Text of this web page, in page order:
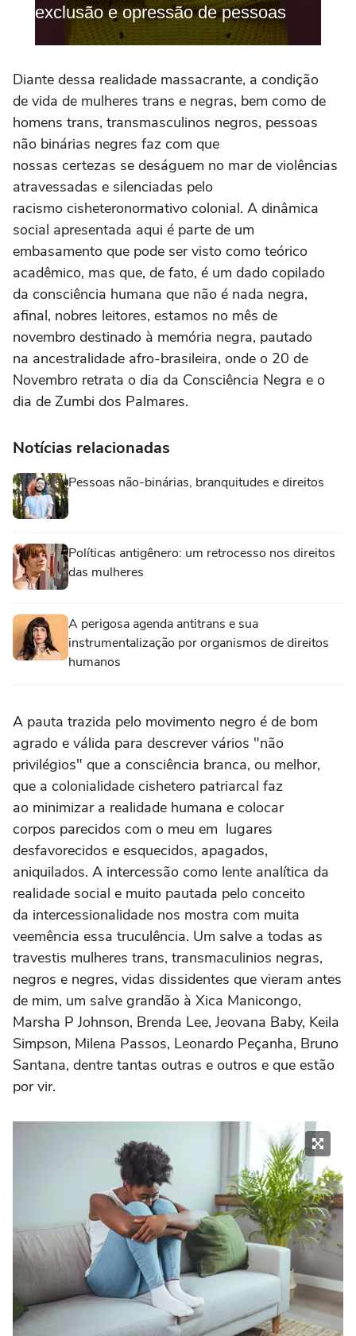
Diante dessa realidade massacrante, a condição
de vida de mulheres trans e negras, bem como de
homens trans, transmasculinos negros, pessoas
não binárias negres faz com que
nossas certezas se deságuem no mar de violências
atravessadas e silenciadas pelo
racismo cisheteronormativo colonial. A dinâmica
social apresentada aqui é parte de um
embasamento que pode ser visto como teórico
acadêmico, mas que, de fato, é um dado copilado
da consciência humana que não é nada negra,
afinal, nobres leitores, estamos no mês de
novembro destinado à memória negra, pautado
na ancestralidade afro-brasileira, onde o 20 de
Novembro retrata o dia da Consciência Negra e o
dia de Zumbi dos Palmares.
Notícias relacionadas
Pessoas não-binárias, branquitudes e direitos
Políticas antigênero: um retrocesso nos direitos
das mulheres
A perigosa agenda antitrans e sua
instrumentalização por organismos de direitos
humanos
A pauta trazida pelo movimento negro é de bom
agrado e válida para descrever vários "não
privilégios" que a consciência branca, ou melhor,
que a colonialidade cishetero patriarcal faz
ao minimizar a realidade humana e colocar
corpos parecidos com o meu em lugares
desfavorecidos e esquecidos, apagados,
aniquilados. A intercessão como lente analítica da
realidade social e muito pautada pelo conceito
da intercessionalidade nos mostra com muita
veemência essa truculência. Um salve a todas as
travestis mulheres trans, transmaculinios negras,
negros e negres, vidas dissidentes que vieram antes
de mim, um salve grandão à Xica Manicongo,
Marsha P Johnson, Brenda Lee, Jeovana Baby, Keila
Simpson, Milena Passos, Leonardo Peçanha, Bruno
Santana, dentre tantas outras e outros e que estão
por vir.